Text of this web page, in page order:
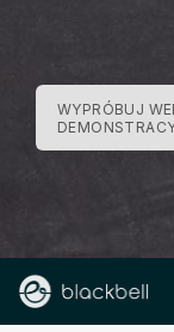
WYPRÓBUJ